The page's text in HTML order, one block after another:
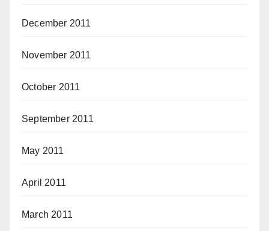
December 2011
November 2011
October 2011
September 2011
May 2011
April 2011
March 2011